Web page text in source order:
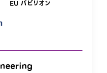
EU パビリオン